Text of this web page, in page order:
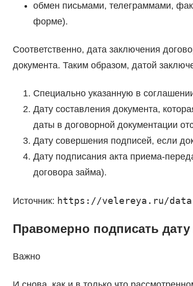
обмен письмами, телеграммами,
форме).
Соответственно, дата заключения
документа. Таким образом, датой
Специально указанную в
Дату составления документа,
даты в договорной документации
Дату совершения подписей, если
Дату подписания акта приема-
договора займа).
Источник: https://velereya.ru/
Правомерно подписать
Важно